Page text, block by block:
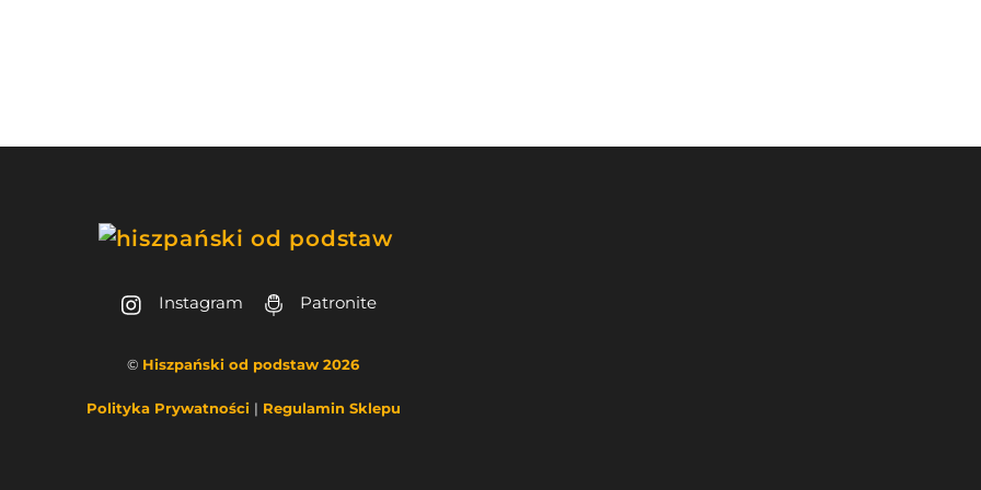
Instagram Patronite
© Hiszpański od podstaw 2026
Polityka Prywatności | Regulamin Sklepu